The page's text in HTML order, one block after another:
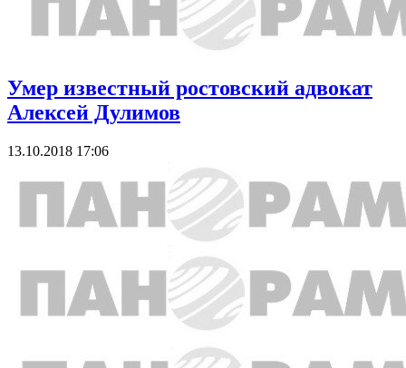
Умер известный ростовский адвокат
Алексей Дулимов
13.10.2018 17:06